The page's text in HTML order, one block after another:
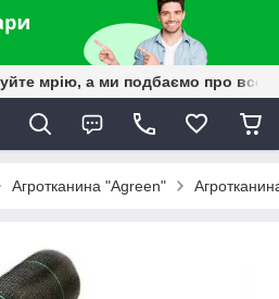
мрію, а ми подбаємо про все
Агротканина "Agreen"